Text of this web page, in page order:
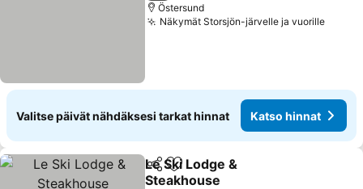
Östersund
Näkymät Storsjön-järvelle ja vuorille
Valitse päivät nähdäksesi tarkat hinnat Katso hinnat
Jaa Lisää suosikkeihin
Le Ski Lodge &
Steakhouse